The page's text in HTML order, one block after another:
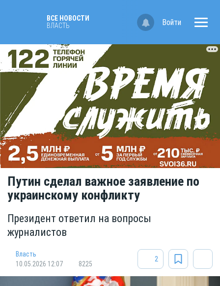
ВСЕ НОВОСТИ
ВЛАСТЬ
Войти
Путин сделал важное заявление по
украинскому конфликту
Президент ответил на вопросы
журналистов
Власть
10.05.2026 12:07
8225
2